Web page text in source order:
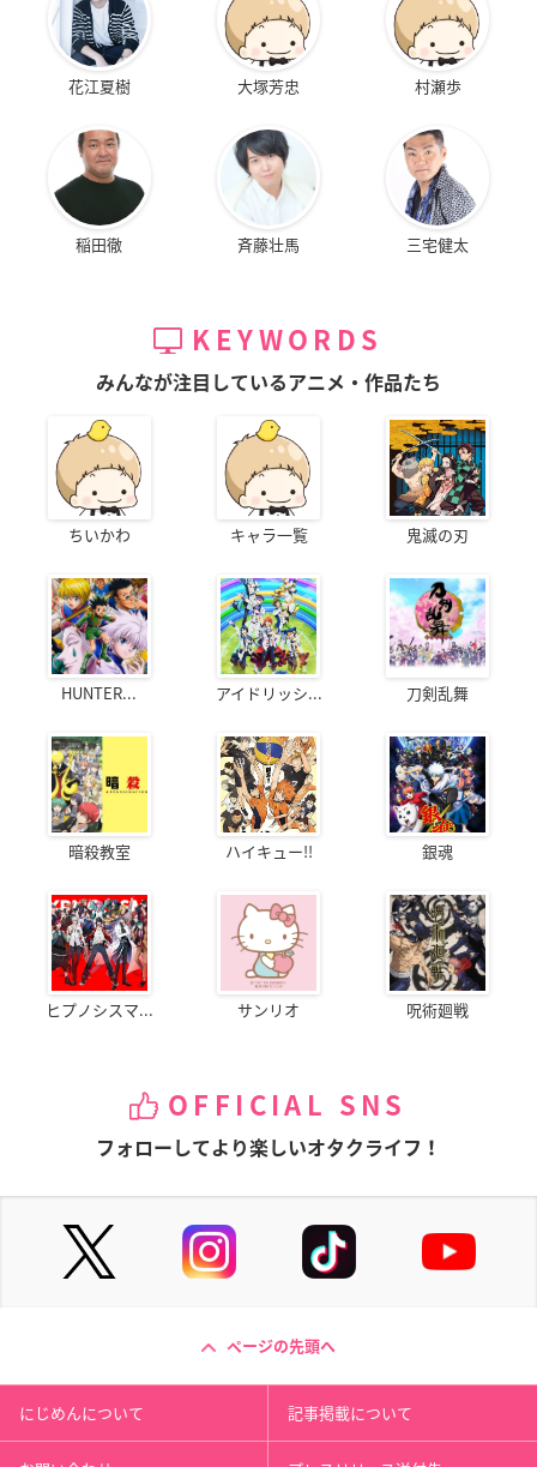
花江夏樹 大塚芳忠 村瀬歩
稲田徹 斉藤壮馬 三宅健太
KEYWORDS
みんなが注目しているアニメ・作品たち
ちいかわ キャラ一覧 鬼滅の刃
HUNTER... アイドリッシ... 刀剣乱舞
暗殺教室 ハイキュー!! 銀魂
ヒプノシスマ... サンリオ 呪術廻戦
OFFICIAL SNS
フォローしてより楽しいオタクライフ！
ページの先頭へ
にじめんについて 記事掲載について